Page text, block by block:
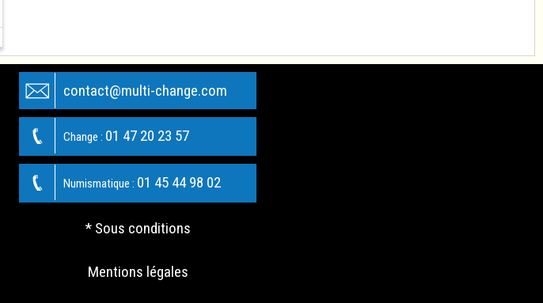
contact@multi-change.com
Change : 01 47 20 23 57
Numismatique : 01 45 44 98 02
* Sous conditions
Mentions légales